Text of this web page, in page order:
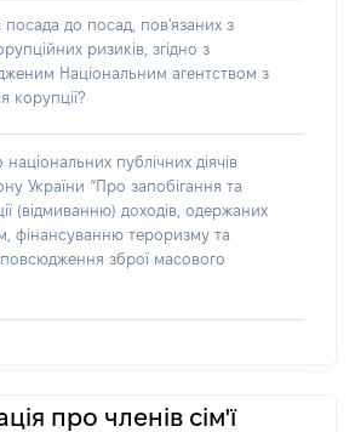
до посад, пов'язаних з
ризиків, згідно з
Національним агентством з
корупції?
публічних діячів
України “Про запобігання та
(відмиванню) доходів, одержаних
фінансуванню тероризму та
зброї масового
про членів сім'ї